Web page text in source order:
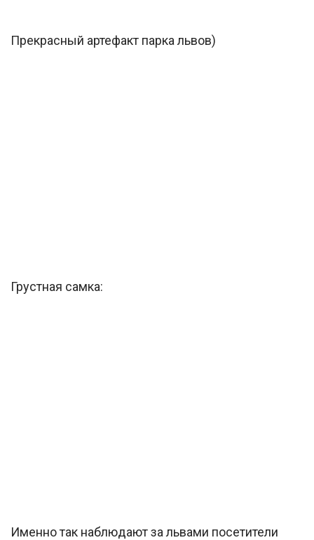
Прекрасный артефакт парка львов)
Грустная самка:
Именно так наблюдают за львами посетители